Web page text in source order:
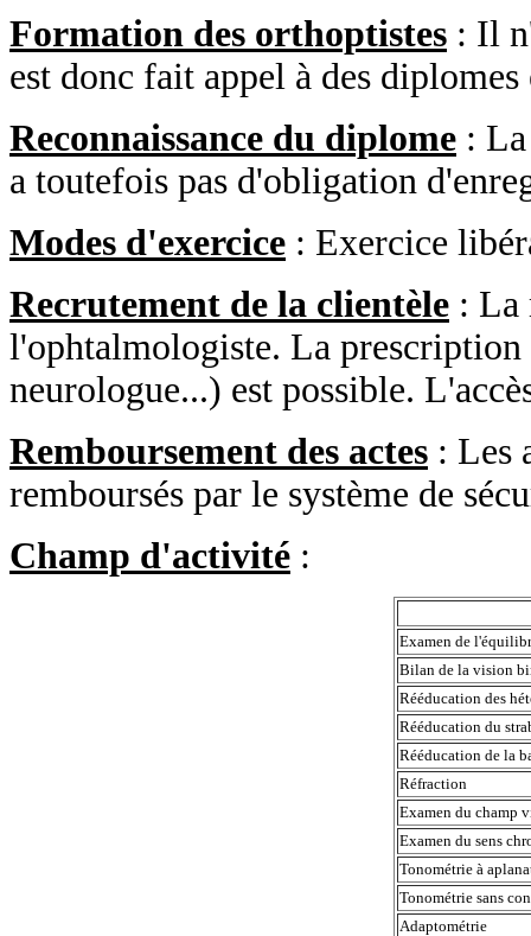
Formation des orthoptistes : Il
est donc fait appel à des diplomes
Reconnaissance du diplome :
a toutefois pas d'obligation
Modes d'exercice : Exercice
Recrutement de la clientèle : La
l'ophtalmologiste. La prescription
neurologue...) est possible.
Remboursement des actes : Les
remboursés par le système de
Champ d'activité :
Examen de
Bilan de la vision
Rééducation des
Rééducation du
Rééducation de la
Réfraction
Examen du champ
Examen du sens
Tonométrie à
Tonométrie sans
Adaptométrie